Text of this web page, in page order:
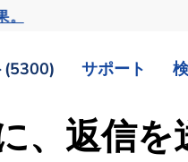
。
(5300) サポート
、返信を